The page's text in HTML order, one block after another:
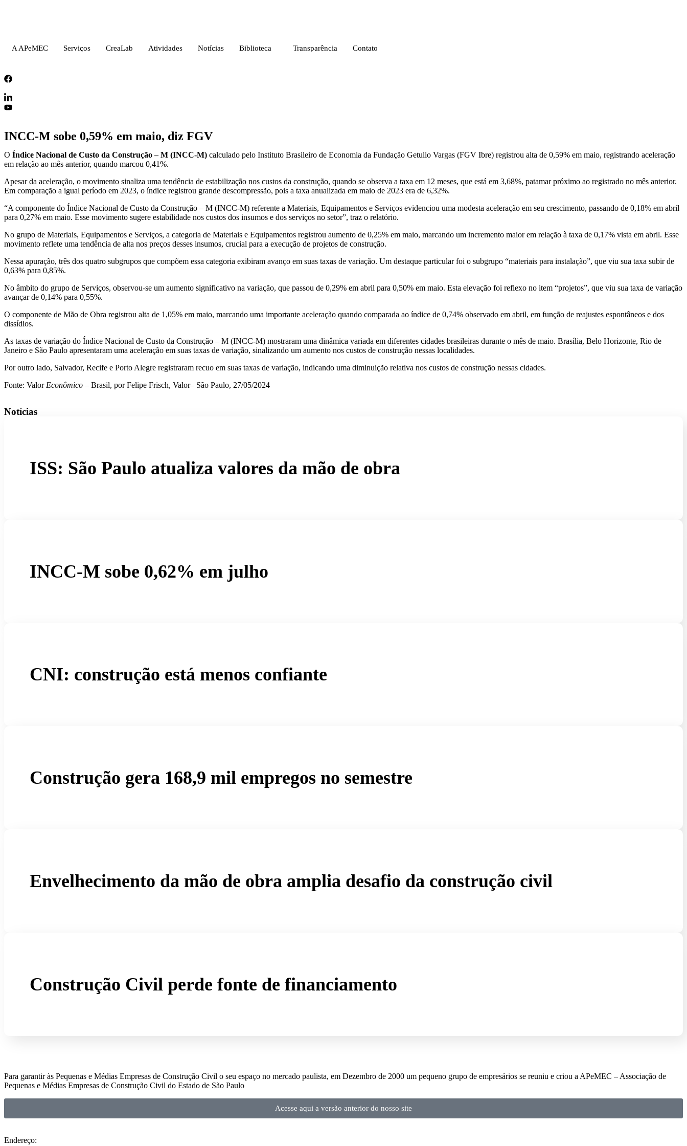
A APeMEC Serviços CreaLab Atividades Notícias Biblioteca Transparência Contato
INCC-M sobe 0,59% em maio, diz FGV
O Índice Nacional de Custo da Construção – M (INCC-M) calculado pelo Instituto Brasileiro de Economia da Fundação Getulio Vargas (FGV Ibre) registrou alta de 0,59% em maio, registrando aceleração
em relação ao mês anterior, quando marcou 0,41%.
Apesar da aceleração, o movimento sinaliza uma tendência de estabilização nos custos da construção, quando se observa a taxa em 12 meses, que está em 3,68%, patamar próximo ao registrado no mês anterior.
Em comparação a igual período em 2023, o índice registrou grande descompressão, pois a taxa anualizada em maio de 2023 era de 6,32%.
“A componente do Índice Nacional de Custo da Construção – M (INCC-M) referente a Materiais, Equipamentos e Serviços evidenciou uma modesta aceleração em seu crescimento, passando de 0,18% em abril
para 0,27% em maio. Esse movimento sugere estabilidade nos custos dos insumos e dos serviços no setor”, traz o relatório.
No grupo de Materiais, Equipamentos e Serviços, a categoria de Materiais e Equipamentos registrou aumento de 0,25% em maio, marcando um incremento maior em relação à taxa de 0,17% vista em abril. Esse
movimento reflete uma tendência de alta nos preços desses insumos, crucial para a execução de projetos de construção.
Nessa apuração, três dos quatro subgrupos que compõem essa categoria exibiram avanço em suas taxas de variação. Um destaque particular foi o subgrupo “materiais para instalação”, que viu sua taxa subir de
0,63% para 0,85%.
No âmbito do grupo de Serviços, observou-se um aumento significativo na variação, que passou de 0,29% em abril para 0,50% em maio. Esta elevação foi reflexo no item “projetos”, que viu sua taxa de variação
avançar de 0,14% para 0,55%.
O componente de Mão de Obra registrou alta de 1,05% em maio, marcando uma importante aceleração quando comparada ao índice de 0,74% observado em abril, em função de reajustes espontâneos e dos
dissídios.
As taxas de variação do Índice Nacional de Custo da Construção – M (INCC-M) mostraram uma dinâmica variada em diferentes cidades brasileiras durante o mês de maio. Brasília, Belo Horizonte, Rio de
Janeiro e São Paulo apresentaram uma aceleração em suas taxas de variação, sinalizando um aumento nos custos de construção nessas localidades.
Por outro lado, Salvador, Recife e Porto Alegre registraram recuo em suas taxas de variação, indicando uma diminuição relativa nos custos de construção nessas cidades.
Fonte: Valor Econômico – Brasil, por Felipe Frisch, Valor– São Paulo, 27/05/2024
Notícias
ISS: São Paulo atualiza valores da mão de obra
INCC-M sobe 0,62% em julho
CNI: construção está menos confiante
Construção gera 168,9 mil empregos no semestre
Envelhecimento da mão de obra amplia desafio da construção civil
Construção Civil perde fonte de financiamento
Para garantir às Pequenas e Médias Empresas de Construção Civil o seu espaço no mercado paulista, em Dezembro de 2000 um pequeno grupo de empresários se reuniu e criou a APeMEC – Associação de
Pequenas e Médias Empresas de Construção Civil do Estado de São Paulo
Acesse aqui a versão anterior do nosso site
Endereço: